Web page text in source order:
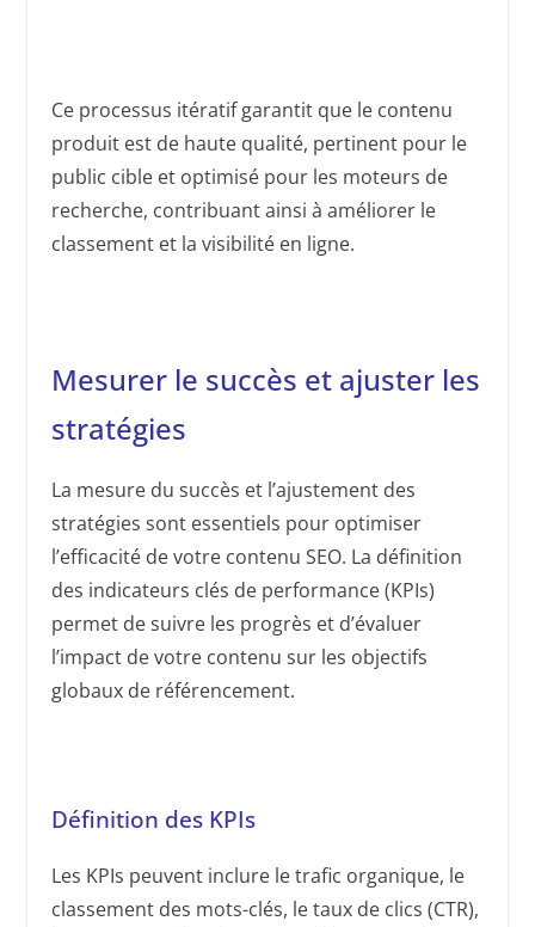
Ce processus itératif garantit que le contenu
produit est de haute qualité, pertinent pour le
public cible et optimisé pour les moteurs de
recherche, contribuant ainsi à améliorer le
classement et la visibilité en ligne.
Mesurer le succès et ajuster les
stratégies
La mesure du succès et l’ajustement des
stratégies sont essentiels pour optimiser
l’efficacité de votre contenu SEO. La définition
des indicateurs clés de performance (KPIs)
permet de suivre les progrès et d’évaluer
l’impact de votre contenu sur les objectifs
globaux de référencement.
Définition des KPIs
Les KPIs peuvent inclure le trafic organique, le
classement des mots-clés, le taux de clics (CTR),